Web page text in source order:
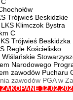
Trójwieś Beskidzkie
Klimczok Bystra
C
Trójwieś Beskidzka
Regle Kościelisko
Narodowego
zawodów Pucharu
zawodów PGA w